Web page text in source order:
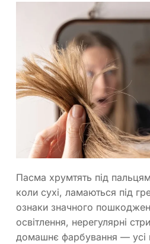
Пасма хрумтять під
коли сухі, ламаються під
ознаки значного
освітлення, нерегулярні
домашнє фарбування — усі